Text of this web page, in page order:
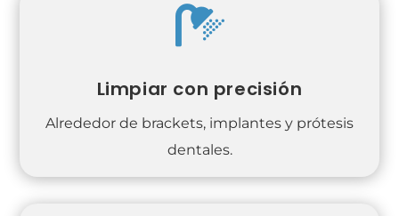

Limpiar con precisión
Alrededor de brackets, implantes y prótesis
dentales.